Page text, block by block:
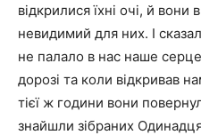
відкрилися їхні очі, й вони
невидимий для них. І
не палало в нас наше
дорозі та коли відкривав
тієї ж години вони
знайшли зібраних